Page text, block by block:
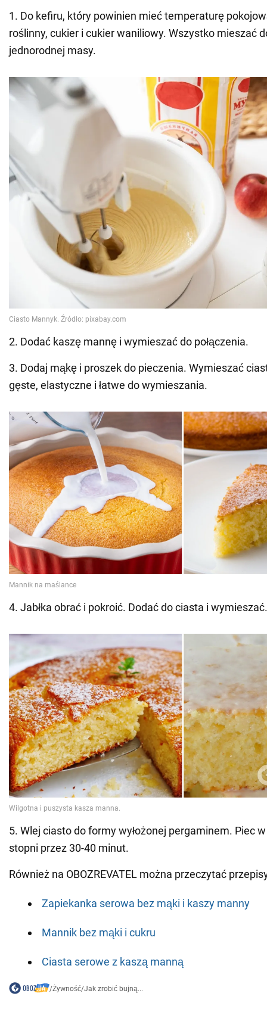
1. Do kefiru, który powinien mieć temperaturę
roślinny, cukier i cukier waniliowy. Wszystko mieszać
jednorodnej masy.
2. Dodać kaszę mannę i wymieszać do połączenia.
3. Dodaj mąkę i proszek do pieczenia. Wymieszać
gęste, elastyczne i łatwe do wymieszania.
4. Jabłka obrać i pokroić. Dodać do ciasta i wymieszać.
5. Wlej ciasto do formy wyłożonej pergaminem. Piec
stopni przez 30-40 minut.
Również na OBOZREVATEL można przeczytać
Zapiekanka serowa bez mąki i kaszy manny
Mannik bez mąki i cukru
Ciasta serowe z kaszą manną
/Żywność/Jak zrobić bujną...